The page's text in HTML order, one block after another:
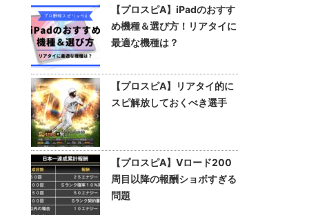
【プロスピA】iPadのおすす
め機種＆選び方！リアタイに
最適な機種は？
【プロスピA】リアタイ的に
スピ解放しておくべき選手
【プロスピA】Vロード200
周目以降の報酬ショボすぎる
問題